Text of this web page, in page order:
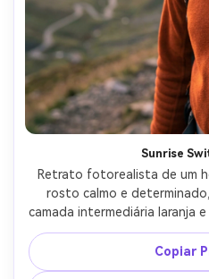
Sunrise
Retrato fotorealista de um
rosto calmo e
camada intermediária laranja
mochila, em pé na trilha
nascer do sol, luz do céu rosa
da borda, Sony A1, 85mm f/
Copiar